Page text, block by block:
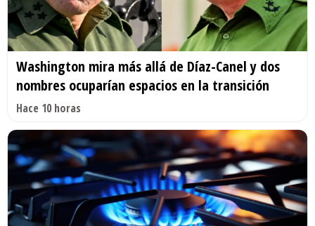
Washington mira más allá de Díaz-Canel y dos
nombres ocuparían espacios en la transición
Hace 10 horas